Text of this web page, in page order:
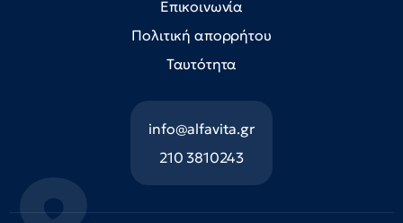
Επικοινωνία
Πολιτική απορρήτου
Ταυτότητα
info@alfavita.gr
210 3810243